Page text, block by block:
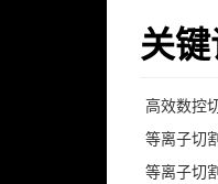
关
高效数控
等离子切
等离子切